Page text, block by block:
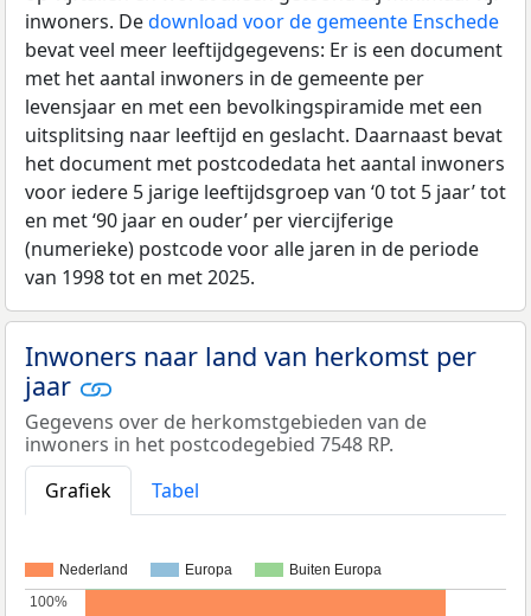
inwoners. Dedownload voor de gemeente Enschede
bevat veel meer leeftijdgegevens: Er is een document
met het aantal inwoners in de gemeente per
levensjaar en met een bevolkingspiramide met een
uitsplitsing naar leeftijd en geslacht. Daarnaast bevat
het document met postcodedata het aantal inwoners
voor iedere 5 jarige leeftijdsgroep van ‘0 tot 5 jaar’ tot
en met ‘90 jaar en ouder’ per viercijferige
(numerieke) postcode voor alle jaren in de periode
van 1998 tot en met 2025.
Inwoners naar land van herkomst per
jaar
Gegevens over de herkomstgebieden van de
inwoners in het postcodegebied 7548 RP.
Grafiek
Tabel
Nederland Europa Buiten Europa
100%
100%